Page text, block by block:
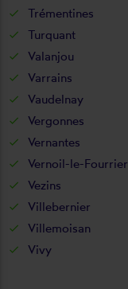
Trémentines
Turquant
Valanjou
Varrains
Vaudelnay
Vergonnes
Vernantes
Vernoil-le-Fourrier
Vezins
Villebernier
Villemoisan
Vivy